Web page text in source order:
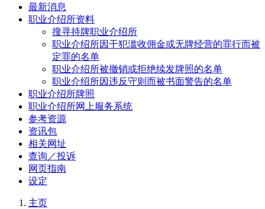
最新消息
职业介绍所资料
搜寻持牌职业介绍所
职业介绍所因干犯滥收佣金或无牌经营的罪行而被
定罪的名单
职业介绍所被撤销或拒绝续发牌照的名单
职业介绍所因违反守则而被书面警告的名单
职业介绍所牌照
职业介绍所网上服务系统
参考资源
资讯包
相关网址
查询／投诉
网页指南
设定
主页